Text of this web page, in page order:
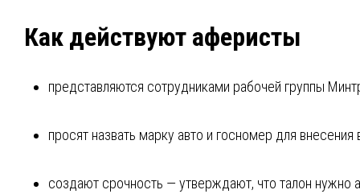
Как действуют аферисты
представляются сотрудниками рабочей группы
просят назвать марку авто и госномер для внесения
создают срочность — утверждают, что талон нужно